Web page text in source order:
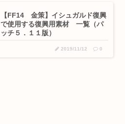
【FF14 金策】イシュガルド復興
で使用する復興用素材 一覧（パ
ッチ５．１１版）
2019/11/12 0